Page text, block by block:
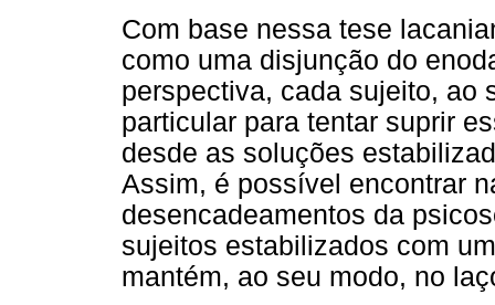
Com base nessa tese
como uma disjunção do
perspectiva, cada sujeito, ao
particular para tentar suprir
desde as soluções
Assim, é possível encontrar
desencadeamentos da
sujeitos estabilizados com
mantém, ao seu modo, no